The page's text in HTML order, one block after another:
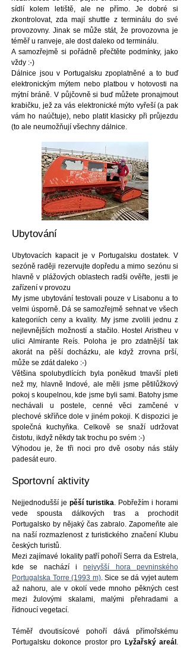
sídlí kolem letiště, ale ne přímo. Je dobré si
zkontrolovat, zda mají shuttle z terminálu do své
provozovny. Jinak se může stát, že provozovna je
téměř u ranveje, ale dost daleko od terminálu.
A samozřejmě si pořádně přečtěte podmínky, jako
vždy :-)
Dálnice jsou v Portugalsku zpoplatněné a to buď
elektronickým mýtem nebo platbou v hotovosti na
mýtní bráně. V půjčovně si buď můžete pronajmout
krabičku, jež za vás elektronické mýto vyřeší (a pak
vám ho naúčtuje), nebo platit klasicky při průjezdu
(to ale neumožňují všechny dálnice.
Ubytování
Ubytovacích kapacit je v Portugalsku dostatek. V
sezóně raději rezervujte dopředu a mimo sezónu si
hlavně v plážových oblastech radši ověřte, jestli je
zařízení v provozu
My jsme ubytování testovali pouze v Lisabonu a to
velmi úsporně. Dá se samozřejmě sehnat ve všech
kategoriích ceny a kvality. My jsme zvolili jednu z
nejlevnějších možností a stačilo. Hostel Aristheu v
ulici Almirante Reís. Poloha je pro zdatnější tak
akorát na pěší docházku, ale když zrovna prší,
může se zdát daleko :-)
Většina spolubydlících byla poněkud tmavší pleti
než my, hlavně Indové, ale měli jsme pětilůžkový
pokoj s koupelnou, kde jsme byli sami. Batohy jsme
nechávali u postele, cenné věci zamčené v
plechové skříňce dole v jiném pokoji. K dispozici je
společná kuchyňka. Celkově se snaží udržovat
čistotu, ikdyž někdy tak trochu po svém :-)
Výhodou je, že tři noci pro dvě osoby nás stály
padesát euro.
Sportovní aktivity
Nejjednodušší je pěší turistika. Pobřežím i horami
vede spousta dálkových tras a prochodit
Portugalsko by nějaký čas zabralo. Zapomeňte ale
na naší rozmazlenost z turistického značení Klubu
českých turistů.
Mezi zajímavé lokality patří pohoří Serra da Estrela,
kde se nachází inejvyšší hora pevninského
Portugalska Torre (1993 m). Sice se dá vyjet autem
až nahoru, ale v okolí vede mnoho pěkných cest
mezi žulovými skalami, malými přehradami a
řídnoucí vegetací.
Téměř dvoutisícové pohoří dává přímořskému
Portugalsku dokonce prostor pro Lyžařský areál .